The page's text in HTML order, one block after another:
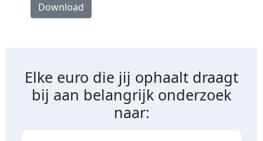
Download
Elke euro die jij ophaalt draagt
bij aan belangrijk onderzoek
naar: